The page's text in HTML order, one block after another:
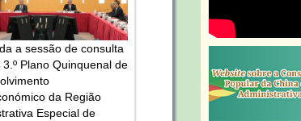
a sessão de consulta
Plano Quinquenal de
da Região
Especial de